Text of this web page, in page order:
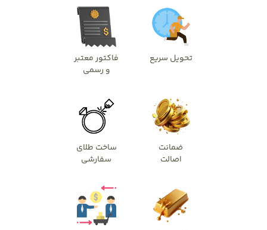
تحویل سریع
فاکتور معتبر
و رسمی
ضمانت
اصالت
ساخت طلای
سفارشی